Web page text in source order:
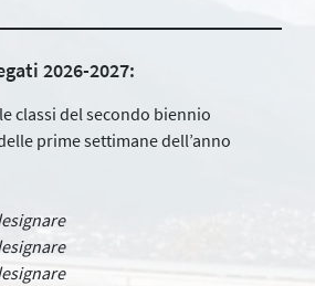
2026-2027:
classi del secondo biennio
prime settimane dell’anno